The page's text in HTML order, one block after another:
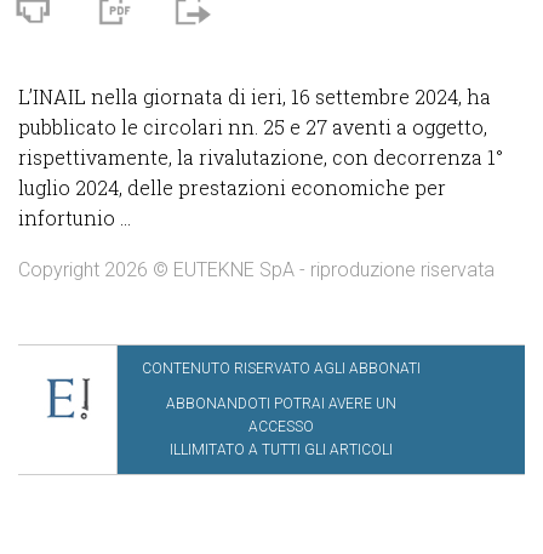
L’INAIL nella giornata di ieri, 16 settembre 2024, ha
pubblicato le circolari nn. 25 e 27 aventi a oggetto,
rispettivamente, la rivalutazione, con decorrenza 1°
luglio 2024, delle prestazioni economiche per
infortunio ...
Copyright 2026 © EUTEKNE SpA - riproduzione riservata
CONTENUTO RISERVATO AGLI ABBONATI
ABBONANDOTI POTRAI AVERE UN
ACCESSO
ILLIMITATO A TUTTI GLI ARTICOLI